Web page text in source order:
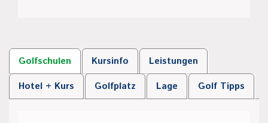
Golfschulen Kursinfo
Leistungen
Hotel + Kurs
Golfplatz Lage Golf Tipps